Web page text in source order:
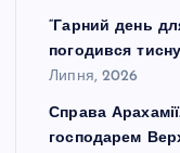
“Гарний день
погодився
Липня, 2026
Справа
господарем